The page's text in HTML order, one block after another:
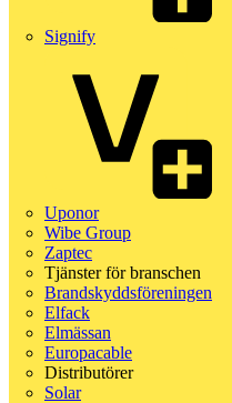
Signify
Uponor
Wibe Group
Zaptec
Tjänster för branschen
Brandskyddsföreningen
Elfack
Elmässan
Europacable
Distributörer
Solar